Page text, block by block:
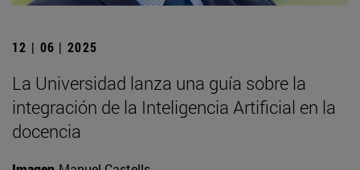
12 | 06 | 2025
La Universidad lanza una guía sobre la
integración de la Inteligencia Artificial en la
docencia